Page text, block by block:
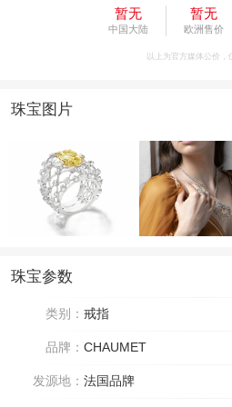
暂无
中国大陆
暂无
欧洲售价
以上为官方媒体公价，
珠宝图片
珠宝参数
类别： 戒指
品牌： CHAUMET
发源地： 法国品牌